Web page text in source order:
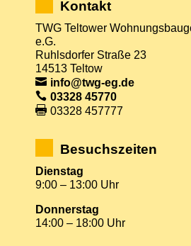
Kontakt
TWG Teltower
e.G.
Ruhlsdorfer Straße 23
14513 Teltow
info@twg-eg.de
03328 45770
03328 457777
Besuchszeiten
Dienstag
9:00 – 13:00 Uhr
Donnerstag
14:00 – 18:00 Uhr